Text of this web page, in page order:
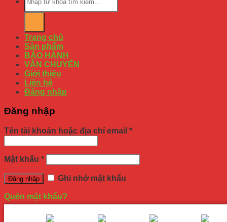
Trang chủ
Sản phẩm
BẢO HÀNH
VẬN CHUYỂN
Giới thiệu
Liên hệ
Đăng nhập
Đăng nhập
Tên tài khoản hoặc địa chỉ email *
Mật khẩu *
Đăng nhập Ghi nhớ mật khẩu
Quên mật khẩu?